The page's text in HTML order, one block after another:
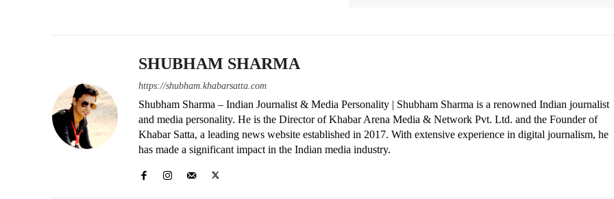
SHUBHAM SHARMA
https://shubham.khabarsatta.com
Shubham Sharma – Indian Journalist & Media Personality | Shubham Sharma is a renowned Indian journalist
and media personality. He is the Director of Khabar Arena Media & Network Pvt. Ltd. and the Founder of
Khabar Satta, a leading news website established in 2017. With extensive experience in digital journalism, he
has made a significant impact in the Indian media industry.